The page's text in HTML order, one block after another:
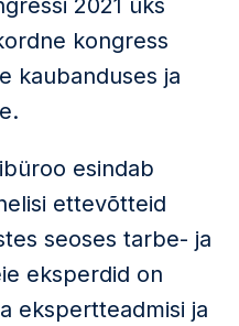
2021 üks
kongress
kaubanduses ja
esindab
ettevõtteid
seoses tarbe- ja
eksperdid on
ekspertteadmisi ja